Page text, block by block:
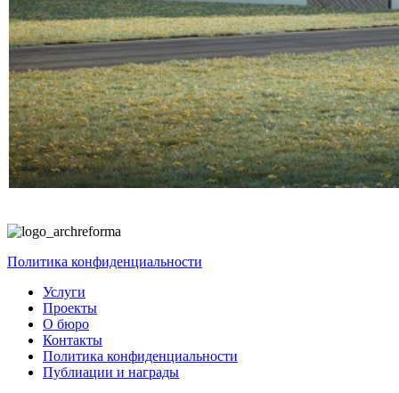
Политика конфиденциальности
Услуги
Проекты
О бюро
Контакты
Политика конфиденциальности
Публиации и награды